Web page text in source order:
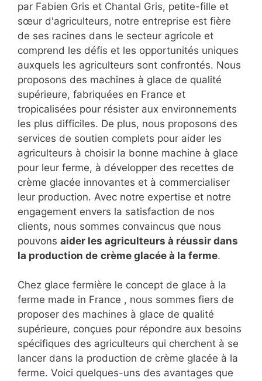
par Fabien Gris et Chantal Gris, petite-fille et
sœur d'agriculteurs, notre entreprise est fière
de ses racines dans le secteur agricole et
comprend les défis et les opportunités uniques
auxquels les agriculteurs sont confrontés. Nous
proposons des machines à glace de qualité
supérieure, fabriquées en France et
tropicalisées pour résister aux environnements
les plus difficiles. De plus, nous proposons des
services de soutien complets pour aider les
agriculteurs à choisir la bonne machine à glace
pour leur ferme, à développer des recettes de
crème glacée innovantes et à commercialiser
leur production. Avec notre expertise et notre
engagement envers la satisfaction de nos
clients, nous sommes convaincus que nous
pouvons aider les agriculteurs à réussir dans
la production de crème glacée à la ferme.
Chez glace fermière le concept de glace à la
ferme made in France , nous sommes fiers de
proposer des machines à glace de qualité
supérieure, conçues pour répondre aux besoins
spécifiques des agriculteurs qui cherchent à se
lancer dans la production de crème glacée à la
ferme. Voici quelques-uns des avantages que